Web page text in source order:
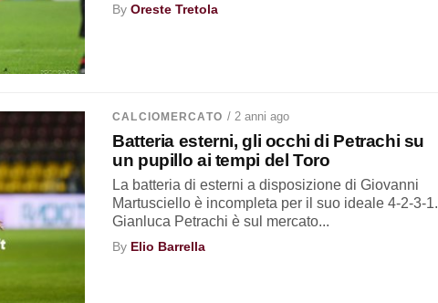
ByOreste Tretola
CALCIOMERCATO / 2 anni ago
Batteria esterni, gli occhi di Petrachi su
un pupillo ai tempi del Toro
La batteria di esterni a disposizione di Giovanni
Martusciello è incompleta per il suo ideale 4-2-3-1.
Gianluca Petrachi è sul mercato...
By Elio Barrella